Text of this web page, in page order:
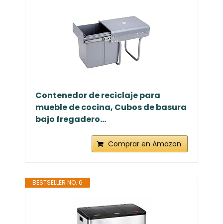
Contenedor de reciclaje para
mueble de cocina, Cubos de basura
bajo fregadero...
Comprar en Amazon
BESTSELLER NO. 6